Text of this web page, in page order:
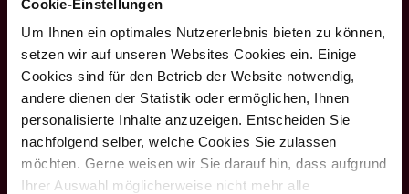
Cookie-Einstellungen
Um Ihnen ein optimales Nutzererlebnis bieten zu können,
setzen wir auf unseren Websites Cookies ein. Einige
Cookies sind für den Betrieb der Website notwendig,
andere dienen der Statistik oder ermöglichen, Ihnen
personalisierte Inhalte anzuzeigen. Entscheiden Sie
nachfolgend selber, welche Cookies Sie zulassen
möchten. Gerne weisen wir Sie darauf hin, dass aufgrund
Ihrer Auswahl möglicherweise nicht mehr alle
Nachhaltigkeit
Kontakt
Impressum |Datenschutz| Cookies
Barrierefreiheit